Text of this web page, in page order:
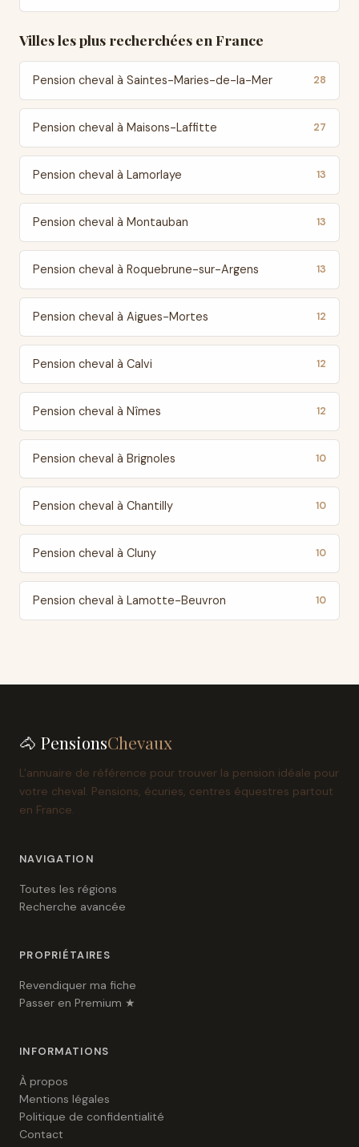
Villes les plus recherchées en France
Pension cheval à Saintes-Maries-de-la-Mer 28
Pension cheval à Maisons-Laffitte 27
Pension cheval à Lamorlaye 13
Pension cheval à Montauban 13
Pension cheval à Roquebrune-sur-Argens 13
Pension cheval à Aigues-Mortes 12
Pension cheval à Calvi 12
Pension cheval à Nîmes 12
Pension cheval à Brignoles 10
Pension cheval à Chantilly 10
Pension cheval à Cluny 10
Pension cheval à Lamotte-Beuvron 10
🐴 PensionsChevaux
L'annuaire de référence pour trouver la pension idéale pour
votre cheval. Pensions, écuries, centres équestres partout
en France.
NAVIGATION
Toutes les régions
Recherche avancée
PROPRIÉTAIRES
Revendiquer ma fiche
Passer en Premium ★
INFORMATIONS
À propos
Mentions légales
Politique de confidentialité
Contact